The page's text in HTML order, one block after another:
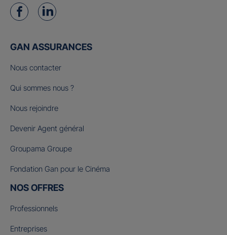
GAN ASSURANCES
Nous contacter
Qui sommes nous ?
Nous rejoindre
Devenir Agent général
Groupama Groupe
Fondation Gan pour le Cinéma
NOS OFFRES
Professionnels
Entreprises